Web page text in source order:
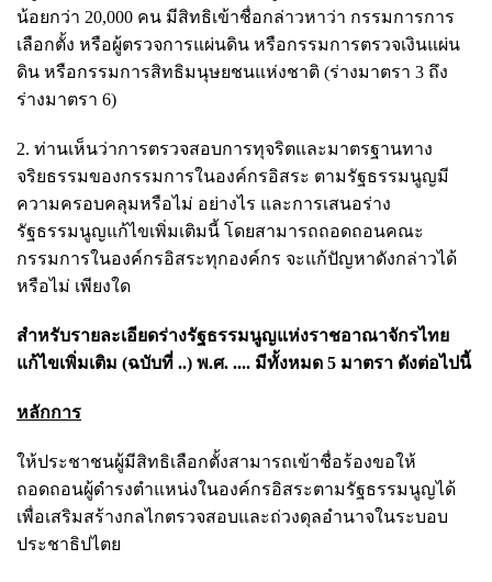
น้อยกว่า 20,000 คน มีสิทธิเข้าชื่อกล่าวหาว่า กรรมการการ
เลือกตั้ง หรือผู้ตรวจการแผ่นดิน หรือกรรมการตรวจเงินแผ่น
ดิน หรือกรรมการสิทธิมนุษยชนแห่งชาติ (ร่างมาตรา 3 ถึง
ร่างมาตรา 6)
2. ท่านเห็นว่าการตรวจสอบการทุจริตและมาตรฐานทาง
จริยธรรมของกรรมการในองค์กรอิสระ ตามรัฐธรรมนูญมี
ความครอบคลุมหรือไม่ อย่างไร และการเสนอร่าง
รัฐธรรมนูญแก้ไขเพิ่มเติมนี้ โดยสามารถถอดถอนคณะ
กรรมการในองค์กรอิสระทุกองค์กร จะแก้ปัญหาดังกล่าวได้
หรือไม่ เพียงใด
สำหรับรายละเอียดร่างรัฐธรรมนูญแห่งราชอาณาจักรไทย
แก้ไขเพิ่มเติม (ฉบับที่ ..) พ.ศ. .... มีทั้งหมด 5 มาตรา ดังต่อไปนี้
หลักการ
ให้ประชาชนผู้มีสิทธิเลือกตั้งสามารถเข้าชื่อร้องขอให้
ถอดถอนผู้ดำรงตำแหน่งในองค์กรอิสระตามรัฐธรรมนูญได้
เพื่อเสริมสร้างกลไกตรวจสอบและถ่วงดุลอำนาจในระบอบ
ประชาธิปไตย